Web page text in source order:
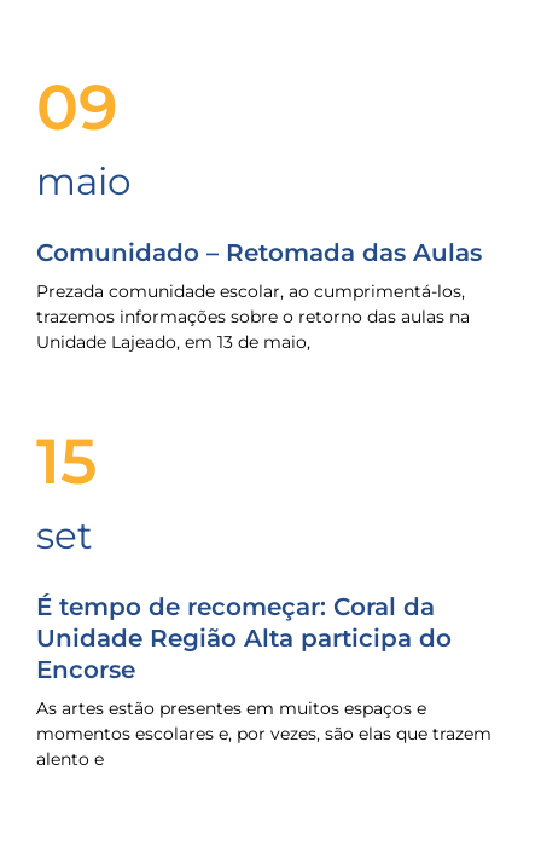
09
maio
Comunidado – Retomada das Aulas
Prezada comunidade escolar, ao cumprimentá-los,
trazemos informações sobre o retorno das aulas na
Unidade Lajeado, em 13 de maio,
15
set
É tempo de recomeçar: Coral da
Unidade Região Alta participa do
Encorse
As artes estão presentes em muitos espaços e
momentos escolares e, por vezes, são elas que trazem
alento e